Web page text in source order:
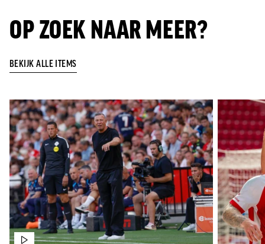
Seizoenkaart
OP ZOEK NAAR MEER?
BEKIJK ALLE ITEMS